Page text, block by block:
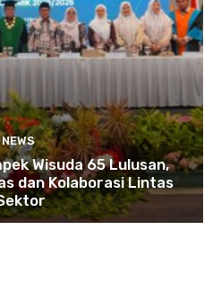
NEWS
Wisuda 65 Lulusan,
dan Kolaborasi Lintas